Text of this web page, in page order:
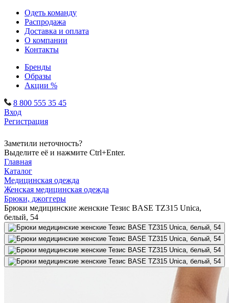
Одеть команду
Распродажа
Доставка и оплата
О компании
Контакты
Бренды
Образы
Акции %
8 800 555 35 45
Вход
Регистрация
Заметили неточность?
Выделите её и нажмите Ctrl+Enter.
Главная
Каталог
Медицинская одежда
Женская медицинская одежда
Брюки, джоггеры
Брюки медицинские женские Тезис BASE TZ315 Unica,
белый, 54